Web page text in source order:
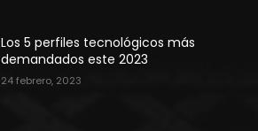
Los 5 perfiles tecnológicos más
demandados este 2023
24 febrero, 2023